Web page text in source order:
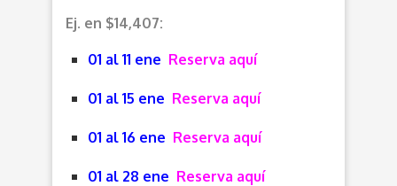
Ej. en $14,407:
01 al 11 ene Reserva aquí
01 al 15 ene Reserva aquí
01 al 16 ene Reserva aquí
01 al 28 ene Reserva aquí